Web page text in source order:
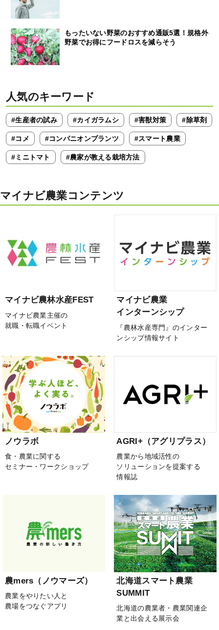
もったいない野菜のおすすめ通販5選！規格外
野菜でお得にフードロスを減らそう
人気のキーワード
#生産者の試み #カイガラムシ #害獣対策 #除草剤
#コメ #コンパニオンプランツ #スマート農業
#ミニトマト #農家が教える栽培方法
マイナビ農業コンテンツ
マイナビ農林水産FEST
マイナビ農業主催の
就職・転職イベント
マイナビ農業
インターンシップ
『農林水産専門』のインター
ンシップ情報サイト
ノウラボ
食・農業に関する
セミナー・ワークショップ
AGRI+（アグリプラス）
農業から地域活性の
ソリューションを提案する
情報誌
農mers（ノウマーズ）
農業をやりたい人と
農場をつなぐアプリ
北海道スマート農業
SUMMIT
北海道の農業者・農業関連企
業と出会える展示会